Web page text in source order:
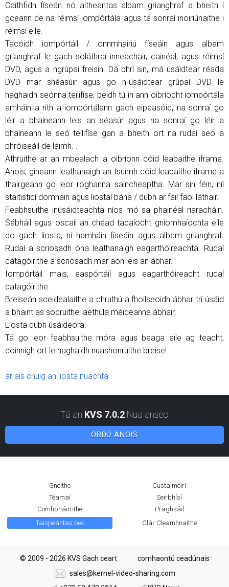
Caithfidh físeán nó aitheantas albam grianghraf a bheith i
gceann de na réimsí iompórtála agus tá sonraí inoiriúnaithe i
réimsí eile.
Tacóidh iompórtáil / onnmhairiú físeáin agus albam
grianghraf le gach soláthraí inneachair, cainéal, agus réimsí
DVD, agus a ngrúpaí freisin. Dá bhrí sin, má úsáidtear réada
DVD mar shéasúir agus go n-úsáidtear grúpaí DVD le
haghaidh seónna teilifíse, beidh tú in ann oibríocht iompórtála
amháin a rith a iompórtálann gach eipeasóid, na sonraí go
léir a bhaineann leis an séasúr agus na sonraí go léir a
bhaineann le seó teilifíse gan a bheith ort na rudaí seo a
phróiseáil de láimh. .
Athruithe ar an mbealach a oibríonn cóid leabaithe iframe.
Anois, gineann leathanaigh an tsuímh cóid leabaithe iframe a
thairgeann go leor roghanna saincheaptha. Mar sin féin, níl
staitisticí domhain agus liostaí bána / dubh ar fáil faoi láthair.
Feabhsuithe inúsáidteachta níos mó sa phainéal riaracháin.
Sábháil agus oscail an chéad tacaíocht gníomhaíochta eile
do gach liosta, ní hamháin físeáin agus albam grianghraf.
Rudaí a scriosadh óna leathanaigh eagarthóireachta. Rudaí
catagóirithe a scriosadh mar aon leis an ábhar.
Iompórtáil mais, easpórtáil agus eagarthóireacht rudaí
catagóirithe.
Breiseán sceidealaithe a chruthú a fhoilseoidh ábhar trí úsáid
a bhaint as socruithe laethúla méideanna ábhair.
Liosta dubh úsáideora.
Tá go leor feabhsuithe móra agus beaga eile ag teacht,
coinnigh ort le haghaidh nuashonruithe breise!
ar ais chuig an liosta nuachta
Tá an KVS 7.0.2 Nua anseo
ORDÚ ANOIS
Gnéithe
Custaiméirí
Téamaí
Seirbhísí
Comhpháirtithe
Praghsáil
Taispeántas beo
Clár Cleamhnaithe
© 2009 - 2026 KVS Gach ceart
comhaontú ceadúnais
sales@kernel-video-sharing.com